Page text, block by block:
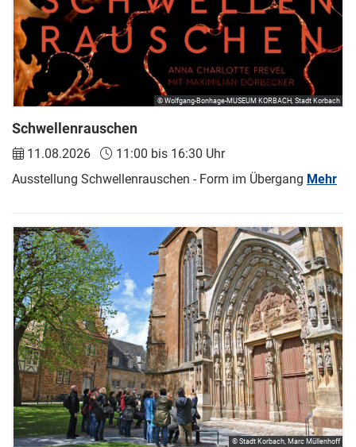
Schwellenrauschen
11.08.2026
11:00 bis 16:30 Uhr
Ausstellung Schwellenrauschen - Form im Übergang Mehr
© Wolfgang-Bonhage-MUSEUM KORBACH, Stadt Korbach
© Stadt Korbach, Marc Müllenhoff